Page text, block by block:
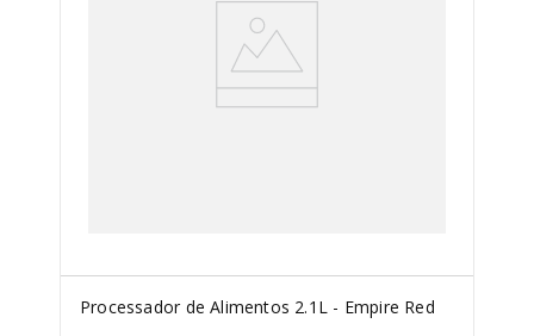
Processador de Alimentos 2.1L - Empire Red